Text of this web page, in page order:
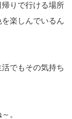
りで行ける場所
楽しんでいるん
でもその気持ち
。